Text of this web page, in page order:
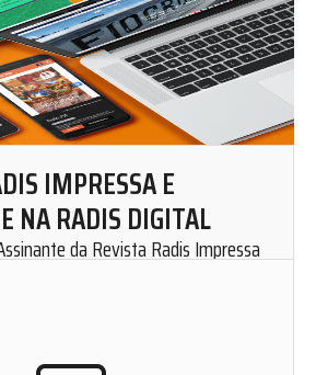
IMPRESSA E
NA RADIS DIGITAL
da Revista Radis Impressa